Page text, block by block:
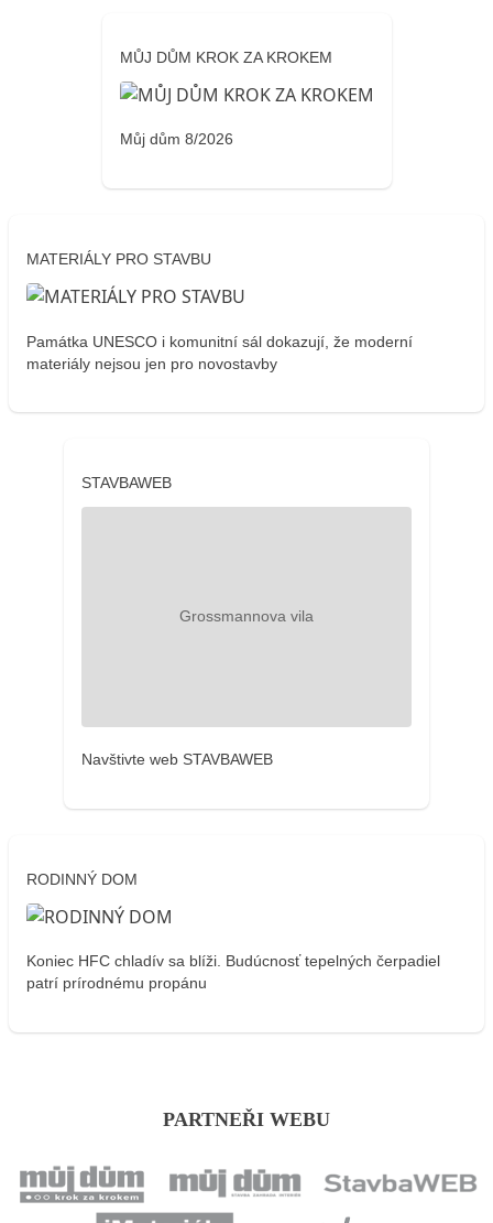
MŮJ DŮM KROK ZA KROKEM
Můj dům 8/2026
MATERIÁLY PRO STAVBU
Památka UNESCO i komunitní sál dokazují, že moderní
materiály nejsou jen pro novostavby
STAVBAWEB
Navštivte web STAVBAWEB
RODINNÝ DOM
Koniec HFC chladív sa blíži. Budúcnosť tepelných čerpadiel
patrí prírodnému propánu
PARTNEŘI WEBU